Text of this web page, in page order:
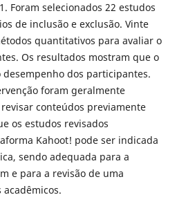
Foram selecionados 22 estudos
de inclusão e exclusão. Vinte
quantitativos para avaliar o
Os resultados mostram que o
dos participantes.
foram geralmente
conteúdos previamente
os estudos revisados
Kahoot! pode ser indicada
sendo adequada para a
e para a revisão de uma